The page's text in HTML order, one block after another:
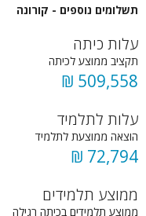
תשלומים נוספים - קורונה
עלות כיתה
תקציב ממוצע לכיתה
509,558 ₪
עלות לתלמיד
הוצאה ממוצעת לתלמיד
72,794 ₪
ממוצע תלמידים
ממוצע תלמידים בכיתה רגילה